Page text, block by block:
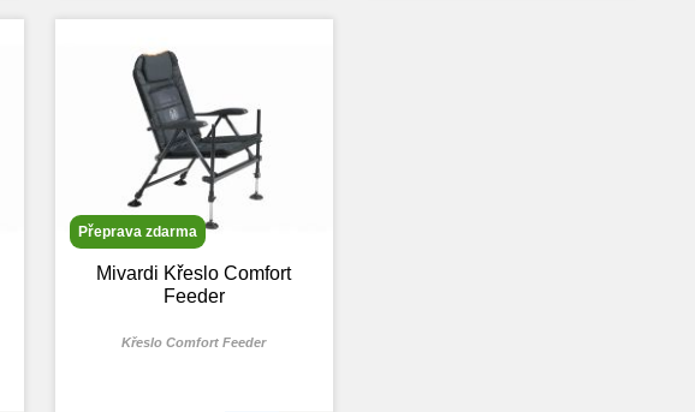
Přeprava zdarma
Mivardi Křeslo Comfort
Feeder
Křeslo Comfort Feeder